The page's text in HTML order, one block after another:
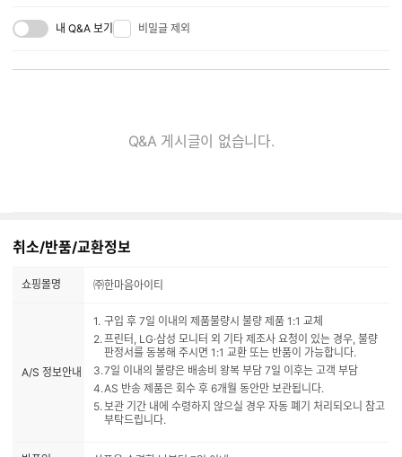
내 Q&A 보기 비밀글 제외
Q&A 게시글이 없습니다.
취소/반품/교환정보
쇼핑몰명 ㈜한마음아이티
A/S 정보안내
구입 후 7일 이내의 제품불량시 불량 제품 1:1 교체
프린터, LG·삼성 모니터 외 기타 제조사 요청이 있는 경우, 불량
판정서를 동봉해 주시면 1:1 교환 또는 반품이 가능합니다.
7일 이내의 불량은 배송비 왕복 부담 7일 이후는 고객 부담
AS 반송 제품은 회수 후 6개월 동안만 보관됩니다.
보관 기간 내에 수령하지 않으실 경우 자동 폐기 처리되오니 참고
부탁드립니다.